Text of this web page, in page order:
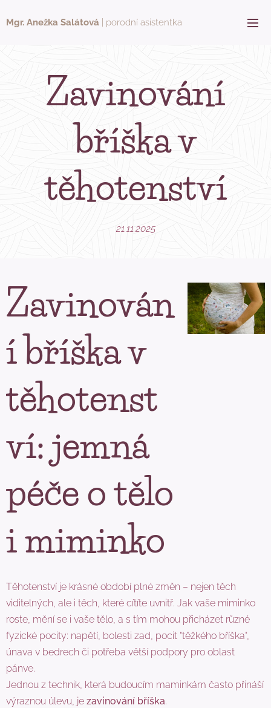
Mgr. Anežka Salátová | porodní asistentka
Zavinování
bříška v
těhotenství
21.11.2025
Zavinován
í bříška v
těhotenst
ví: jemná
péče o tělo
i miminko
Těhotenství je krásné období plné změn – nejen těch
viditelných, ale i těch, které cítíte uvnitř. Jak vaše miminko
roste, mění se i vaše tělo, a s tím mohou přicházet různé
fyzické pocity: napětí, bolesti zad, pocit "těžkého bříška",
únava v bedrech či potřeba větší podpory pro oblast
pánve.
Jednou z technik, která budoucím maminkám často přináší
výraznou úlevu, je zavinování bříška.